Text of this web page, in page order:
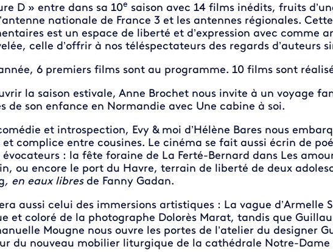
D » entre dans sa 10e saison avec 14 films inédits, fruits
nationale de France 3 et les antennes régionales.
est un espace de liberté et d’expression avec comme
celle d’offrir à nos téléspectateurs des regards d’auteurs
6 premiers films sont au programme. 10 films sont
la saison estivale, Anne Brochet nous invite à un voyage
de son enfance en Normandie avec Une cabine à soi.
et introspection, Evy & moi d’Hélène Bares nous
complice entre cousines. Le cinéma se fait aussi écrin de
évocateurs : la fête foraine de La Ferté-Bernard dans Les
ou encore le port du Havre, terrain de liberté de deux
, en eaux libresde Fanny Gadan.
aussi celui des immersions artistiques : La vague d’Armelle
et coloré de la photographe Dolorès Marat, tandis que
Mougne nous ouvre les portes de l’atelier du designer
du nouveau mobilier liturgique de la cathédrale Notre-Dame